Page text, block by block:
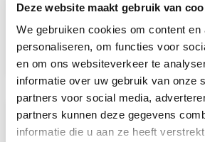
Deze website maakt gebruik van
We gebruiken cookies om content en
personaliseren, om functies voor
en om ons websiteverkeer te
informatie over uw gebruik van onze
partners voor social media,
partners kunnen deze gegevens
informatie die u aan ze heeft
mee vast te binden of op een
drie manieren. Ultiem voor
buitensportactiviteiten! Met
instructiehandleiding.
Specificaties